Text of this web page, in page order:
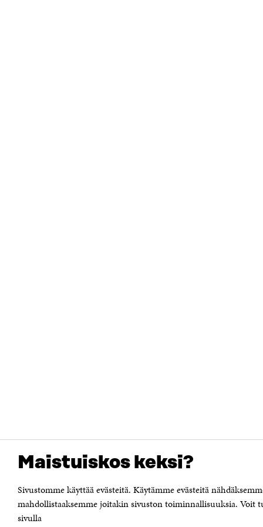
Maistuiskos keksi?
Sivustomme käyttää evästeitä. Käytämme evästeitä
mahdollistaaksemme joitakin sivuston toiminnallisuuksia. Voit
sivulla